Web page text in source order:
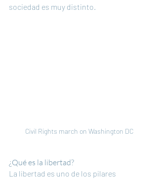
sociedad es muy distinto.
Civil Rights march on Washington DC
¿Qué es la libertad?
La libertad es uno de los pilares